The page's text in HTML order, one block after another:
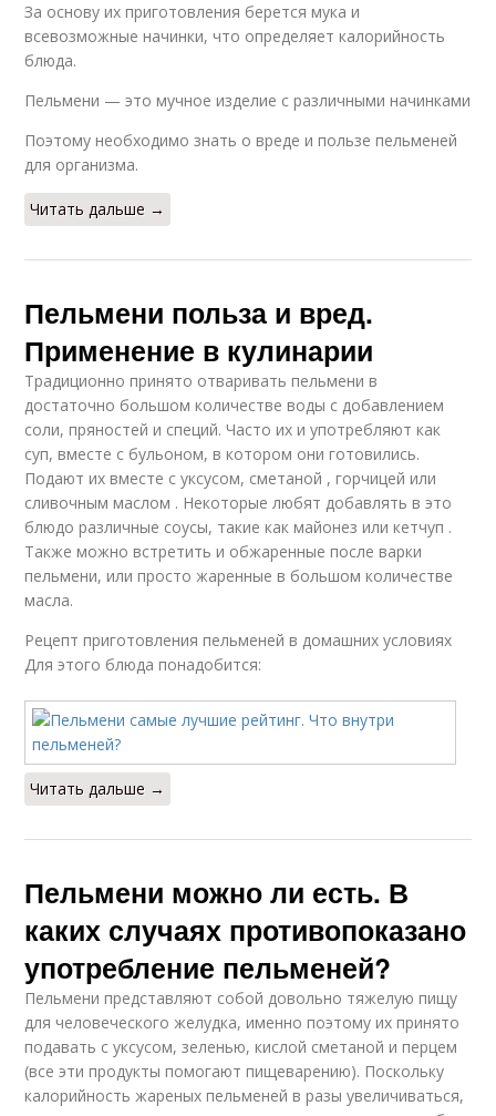
За основу их приготовления берется мука и
всевозможные начинки, что определяет калорийность
блюда.
Пельмени — это мучное изделие с различными начинками
Поэтому необходимо знать о вреде и пользе пельменей
для организма.
Читать дальше →
Пельмени польза и вред.
Применение в кулинарии
Традиционно принято отваривать пельмени в
достаточно большом количестве воды с добавлением
соли, пряностей и специй. Часто их и употребляют как
суп, вместе с бульоном, в котором они готовились.
Подают их вместе с уксусом, сметаной , горчицей или
сливочным маслом . Некоторые любят добавлять в это
блюдо различные соусы, такие как майонез или кетчуп .
Также можно встретить и обжаренные после варки
пельмени, или просто жаренные в большом количестве
масла.
Рецепт приготовления пельменей в домашних условиях
Для этого блюда понадобится:
Читать дальше →
Пельмени можно ли есть. В
каких случаях противопоказано
употребление пельменей?
Пельмени представляют собой довольно тяжелую пищу
для человеческого желудка, именно поэтому их принято
подавать с уксусом, зеленью, кислой сметаной и перцем
(все эти продукты помогают пищеварению). Поскольку
калорийность жареных пельменей в разы увеличиваться,